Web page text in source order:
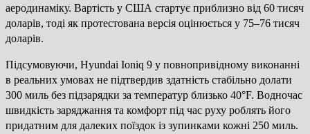
аеродинаміку. Вартість у США стартує приблизно від 60 тисяч
доларів, тоді як протестована версія оцінюється у 75–76 тисяч
доларів.
Підсумовуючи, Hyundai Ioniq 9 у повнопривідному виконанні
в реальних умовах не підтвердив здатність стабільно долати
300 миль без підзарядки за температур близько 40°F. Водночас
швидкість заряджання та комфорт під час руху роблять його
придатним для далеких поїздок із зупинками кожні 250 миль.